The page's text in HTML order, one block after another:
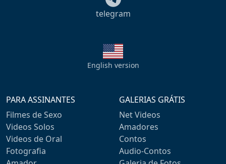
telegram
English version
PARA ASSINANTES
Filmes de Sexo
Videos Solos
Videos de Oral
Fotografia
GALERIAS GRÁTIS
Net Videos
Amadores
Contos
Audio-Contos